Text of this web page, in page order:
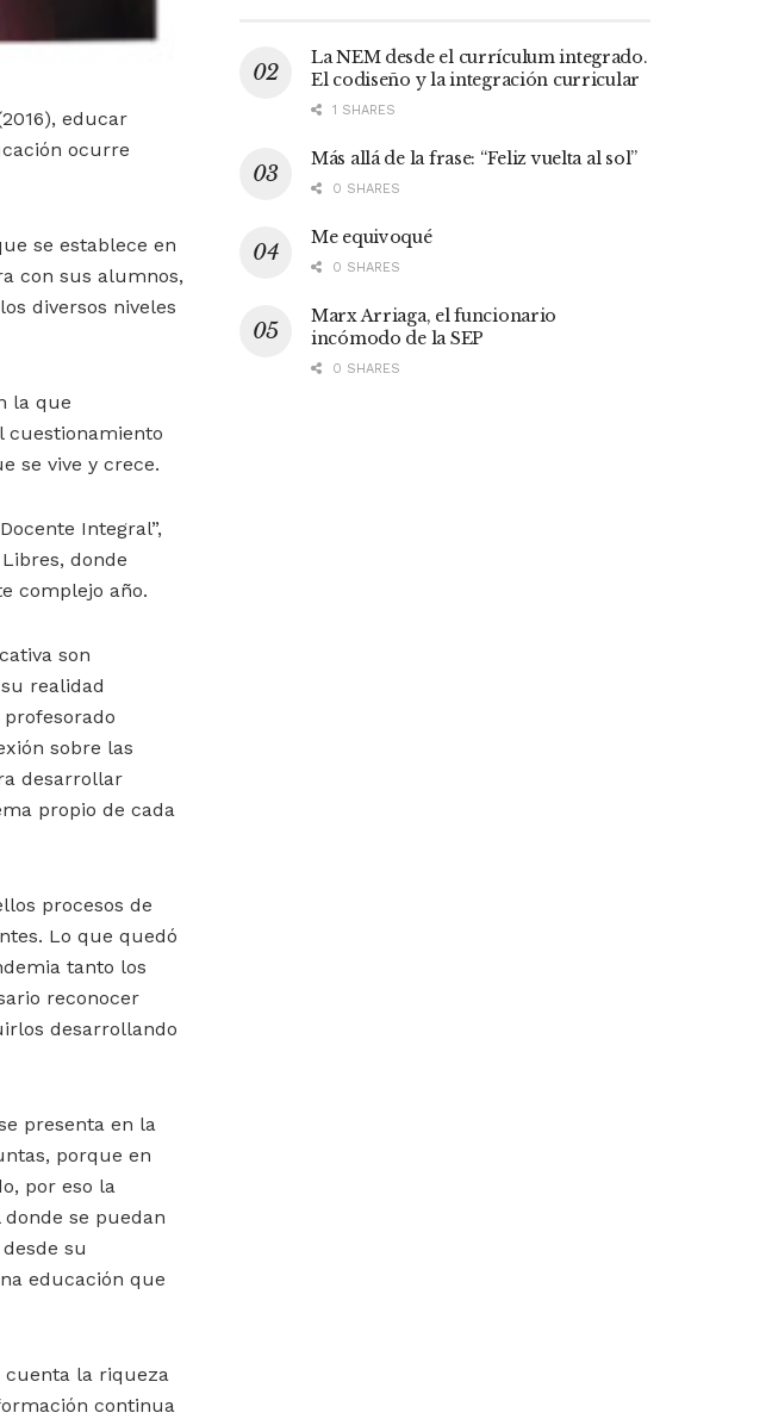
educar
ocurre
se establece en
con sus alumnos,
diversos niveles
la que
cuestionamiento
se vive y crece.
Integral”,
donde
complejo año.
son
realidad
sobre las
desarrollar
propio de cada
procesos de
Lo que quedó
tanto los
reconocer
desarrollando
presenta en la
porque en
por eso la
se puedan
su
educación que
cuenta la riqueza
continua
La NEM desde el currículum integrado.
El codiseño y la integración curricular
1 SHARES
Más allá de la frase: “Feliz vuelta al sol”
0 SHARES
Me equivoqué
0 SHARES
Marx Arriaga, el funcionario
incómodo de la SEP
0 SHARES